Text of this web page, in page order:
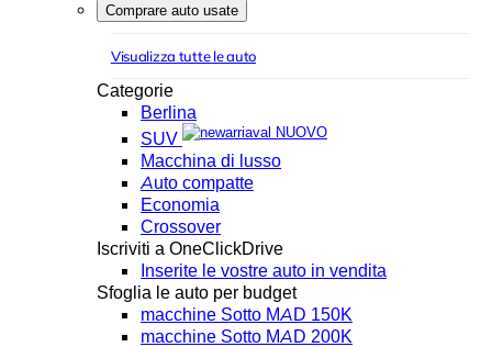
Comprare auto usate
Visualizza tutte le auto
Categorie
Berlina
SUV
NUOVO
Macchina di lusso
Auto compatte
Economia
Crossover
Iscriviti a OneClickDrive
Inserite le vostre auto in vendita
Sfoglia le auto per budget
macchine Sotto MAD 150K
macchine Sotto MAD 200K